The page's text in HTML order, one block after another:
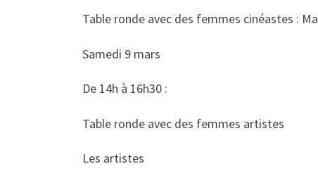
Table ronde avec des femmes cinéastes :
Samedi 9 mars
De 14h à 16h30 :
Table ronde avec des femmes artistes
Les artistes